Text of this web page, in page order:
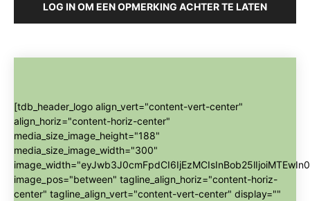
LOG IN OM EEN OPMERKING ACHTER TE LATEN
[tdb_header_logo align_vert="content-vert-center"
align_horiz="content-horiz-center"
media_size_image_height="188"
media_size_image_width="300"
image_pos="between" tagline_align_horiz="content-horiz-
center" tagline_align_vert="content-vert-center" display=""